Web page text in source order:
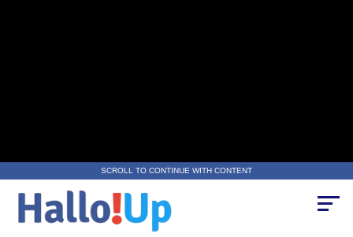
SCROLL TO CONTINUE WITH CONTENT